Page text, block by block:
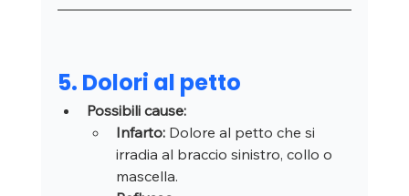
5. Dolori al petto
Possibili cause:
Infarto: Dolore al petto che si
irradia al braccio sinistro, collo o
mascella.